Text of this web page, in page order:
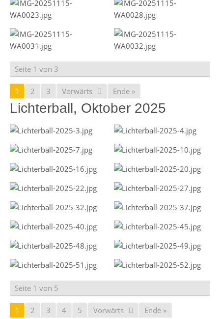
Seite 1 von 3
1 2 3 Vorwärts Ende »
Lichterball, Oktober 2025
Seite 1 von 5
1 2 3 4 5 Vorwärts Ende »